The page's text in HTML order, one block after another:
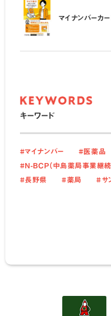
マイナンバーカ
キーワード
#マイナンバー #医薬品
#N-BCP（中島薬局事業継続
#長野県
#薬局 #サ